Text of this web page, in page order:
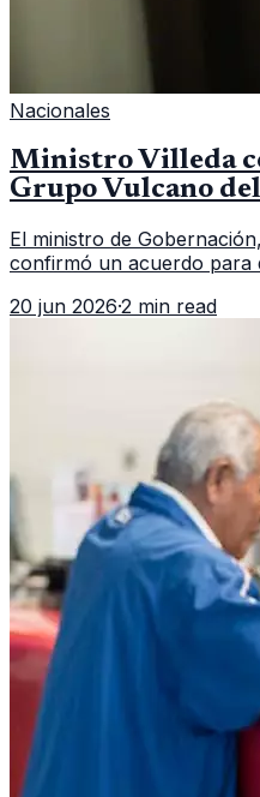
Nacionales
Ministro Villeda
Grupo Vulcano
El ministro de
confirmó un acuerdo para
fallido con la
20 jun 2026·2 min read